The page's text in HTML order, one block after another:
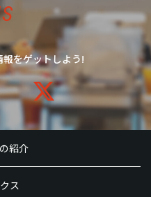
をゲットしよう!
紹介
ス